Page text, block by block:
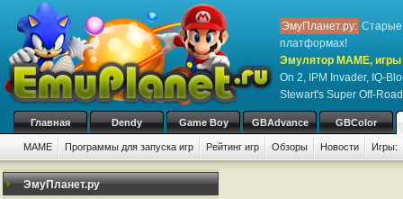
ЭмуПланет.ру: Старые
платформах!
Эмулятор MAME,
On 2, IPM Invader, IQ-
Stewart's Super Off-Road
Главная Dendy Game Boy GBAdvance GBColor
MAME Программы для запуска игр Рейтинг игр Обзоры Новости Игры:
ЭмуПланет.ру